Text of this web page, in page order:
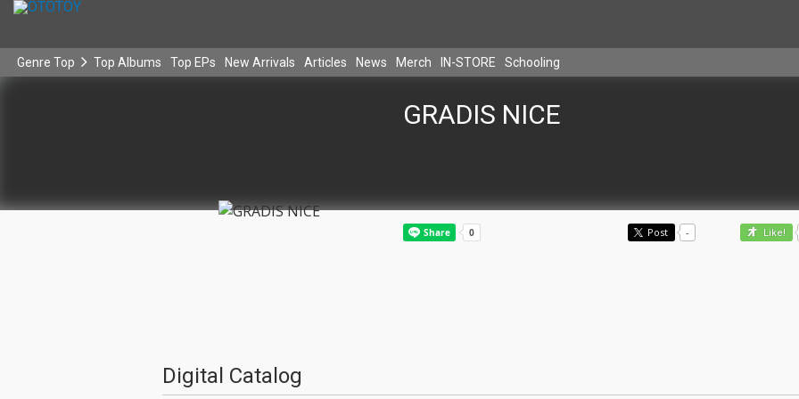
Genre Top Top Albums Top EPs New Arrivals Articles News Merch IN-STORE Schooling
GRADIS NICE
Post - Like!
Digital Catalog